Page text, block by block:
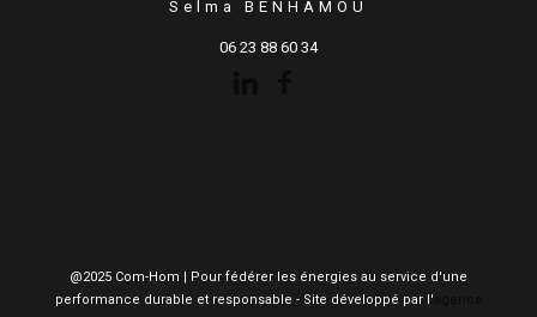
Selma BENHAMOU
06 23 88 60 34
@2025 Com-Hom | Pour fédérer les énergies au service d'une
performance durable et responsable - Site développé par l'